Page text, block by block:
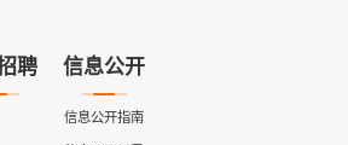
聘 信息公开
信息公开指南